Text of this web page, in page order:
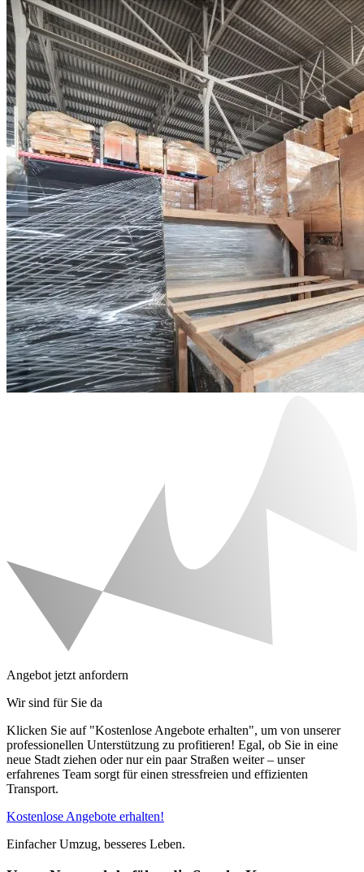
Angebot jetzt anfordern
Wir sind für Sie da
Klicken Sie auf "Kostenlose Angebote erhalten", um von unserer
professionellen Unterstützung zu profitieren! Egal, ob Sie in eine
neue Stadt ziehen oder nur ein paar Straßen weiter – unser
erfahrenes Team sorgt für einen stressfreien und effizienten
Transport.
Kostenlose Angebote erhalten!
Einfacher Umzug, besseres Leben.